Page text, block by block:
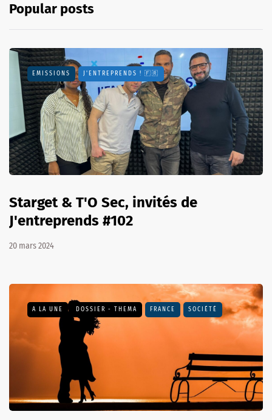
Popular posts
EMISSIONS J'ENTREPRENDS ! 🇫🇷
Starget & T'O Sec, invités de
J'entreprends #102
20 mars 2024
A LA UNE DOSSIER - THEMA FRANCE SOCIÉTÉ